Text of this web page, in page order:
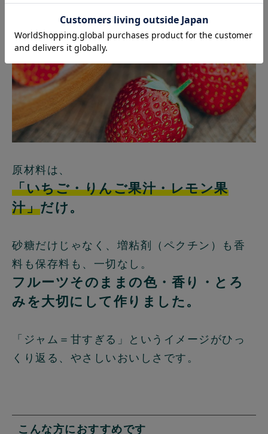
原材料は、
「いちご・りんご果汁・レモン果
汁」だけ。
砂糖だけじゃなく、増粘剤（ペクチン）も香
料も保存料も、一切なし。
フルーツそのままの色・香り・とろ
みを大切にして作りました。
「ジャム＝甘すぎる」というイメージがひっ
くり返る、やさしいおいしさです。
こんな方におすすめです